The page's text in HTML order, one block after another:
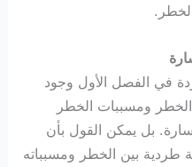
في الفصل الأول وجود
ومسببات الخطر
بل يمكن القول بأن
طردية بين الخطر ومسبباته